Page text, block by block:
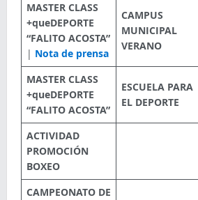
MASTER CLASS
+queDEPORTE
“FALITO ACOSTA”
| Nota de prensa
CAMPUS
MUNICIPAL
VERANO
MASTER CLASS
+queDEPORTE
“FALITO ACOSTA”
ESCUELA PARA
EL DEPORTE
ACTIVIDAD
PROMOCIÓN
BOXEO
CAMPEONATO DE